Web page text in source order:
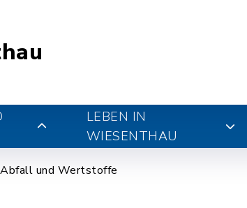
LEBEN IN
WIESENTHAU
Abfall und Wertstoffe